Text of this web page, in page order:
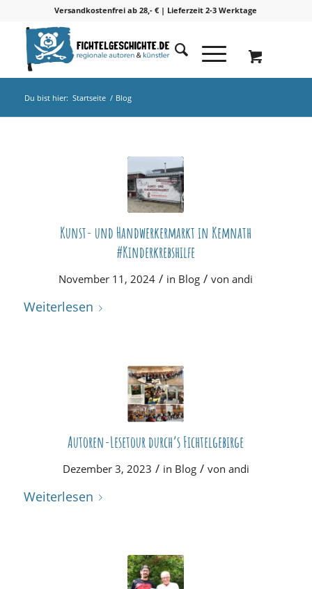
Versandkostenfrei ab 28,- € | Lieferzeit 2-3 Werktage
Du bist hier: Startseite / Blog
Kunst- und Handwerkermarkt in Kemnath
#Kinderkrebshilfe
November 11, 2024 / in Blog / vonandi
Weiterlesen
Autoren-Lesetour durch’s Fichtelgebirge
Dezember 3, 2023 / in Blog / von andi
Weiterlesen